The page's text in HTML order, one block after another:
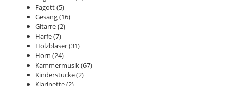
Fagott(5)
Gesang(16)
Gitarre(2)
Harfe(7)
Holzbläser(31)
Horn (24)
Kammermusik(67)
Kinderstücke(2)